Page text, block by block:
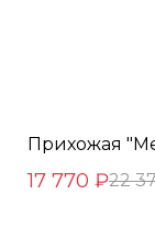
Прихожая
17 770 ₽22